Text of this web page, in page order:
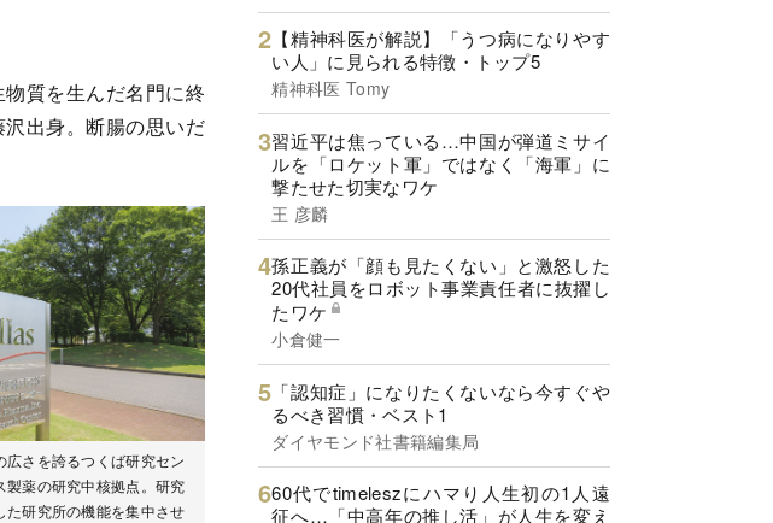
質を生んだ名門に終
出身。断腸の思いだ
さを誇るつくば研究セン
製薬の研究中核拠点。研究
た研究所の機能を集中させ
【精神科医が解説】「うつ病になりやす
い人」に見られる特徴・トップ5
精神科医 Tomy
習近平は焦っている…中国が弾道ミサイ
ルを「ロケット軍」ではなく「海軍」に
撃たせた切実なワケ
王 彦麟
孫正義が「顔も見たくない」と激怒した
20代社員をロボット事業責任者に抜擢し
たワケ
小倉健一
「認知症」になりたくないなら今すぐや
るべき習慣・ベスト1
ダイヤモンド社書籍編集局
60代でtimeleszにハマり人生初の1人遠
征へ…「中高年の推し活」が人生を変え